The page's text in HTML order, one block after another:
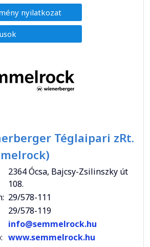
nyilatkozat
Téglaipari zRt.
2364 Ócsa, Bajcsy-Zsilinszky út
108.
29/578-111
29/578-119
info@semmelrock.hu
www.semmelrock.hu